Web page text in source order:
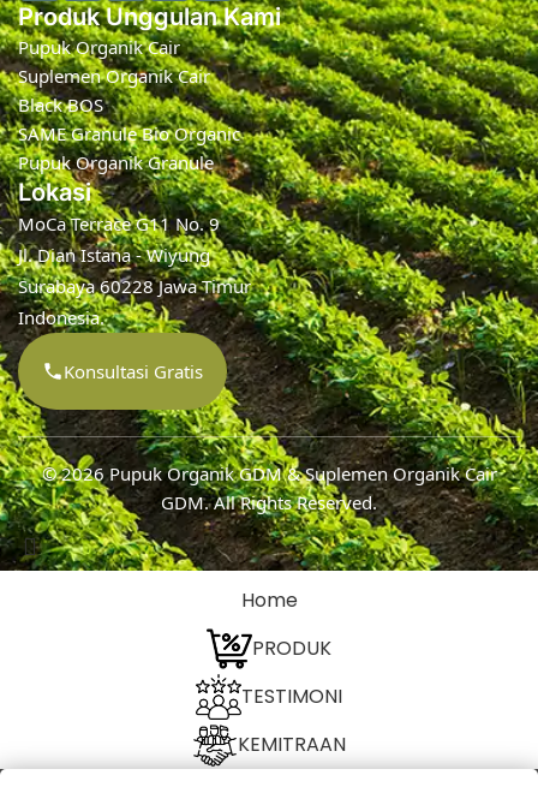
Produk Unggulan Kami
Pupuk Organik Cair
Suplemen Organik Cair
Black BOS
SAME Granule Bio Organic
Pupuk Organik Granule
Lokasi
MoCa Terrace G11 No. 9
Jl. Dian Istana - Wiyung
Surabaya 60228 Jawa Timur
Indonesia.
Konsultasi Gratis
© 2026Pupuk Organik GDM & Suplemen Organik Cair
GDM. All Rights Reserved.
Home
PRODUK
TESTIMONI
KEMITRAAN